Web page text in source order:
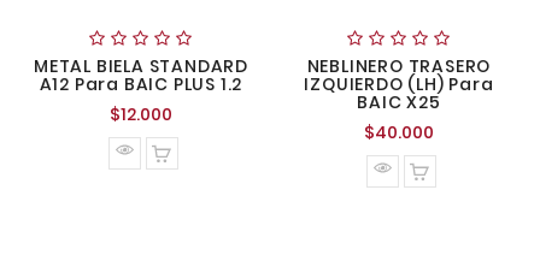
METAL BIELA STANDARD
A12 Para BAIC PLUS 1.2
$12.000
normal
NEBLINERO TRASERO
IZQUIERDO (LH) Para
BAIC X25
$40.000
normal